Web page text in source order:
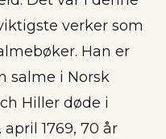
verker som
Han er
salme i Norsk
Hiller døde i
1769, 70 år